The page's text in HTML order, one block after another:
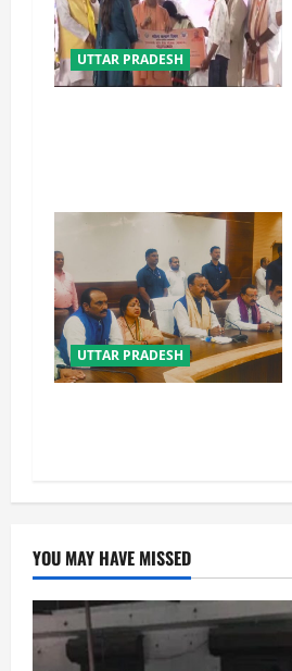
UTTAR PRADESH
UTTAR PRADESH
YOU MAY HAVE MISSED